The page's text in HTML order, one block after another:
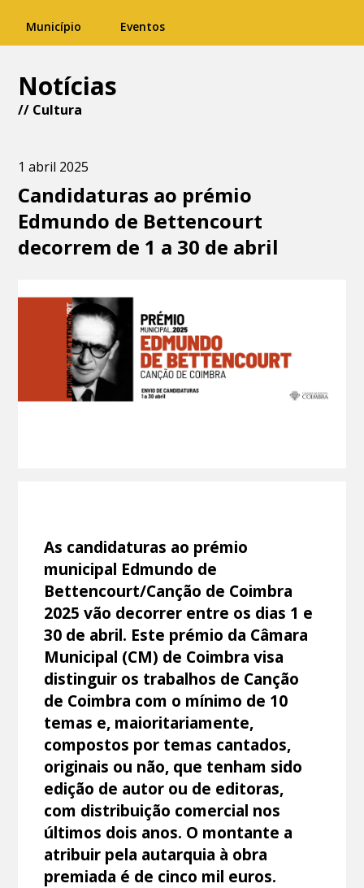
Município Eventos
Notícias
// Cultura
1 abril 2025
Candidaturas ao prémio
Edmundo de Bettencourt
decorrem de 1 a 30 de abril
As candidaturas ao prémio
municipal Edmundo de
Bettencourt/Canção de Coimbra
2025 vão decorrer entre os dias 1 e
30 de abril. Este prémio da Câmara
Municipal (CM) de Coimbra visa
distinguir os trabalhos de Canção
de Coimbra com o mínimo de 10
temas e, maioritariamente,
compostos por temas cantados,
originais ou não, que tenham sido
edição de autor ou de editoras,
com distribuição comercial nos
últimos dois anos. O montante a
atribuir pela autarquia à obra
premiada é de cinco mil euros.